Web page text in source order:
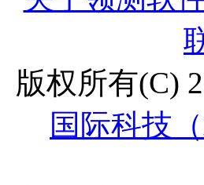
版权所有(C)
国际科技